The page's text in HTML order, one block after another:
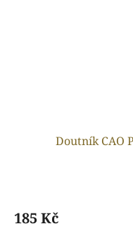
Doutník CAO
185 Kč